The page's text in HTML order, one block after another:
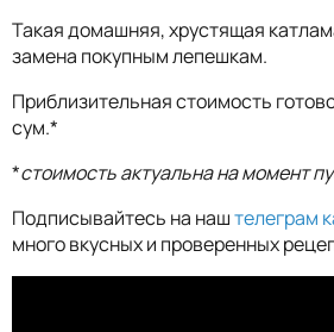
Такая домашняя, хрустящая
замена покупным лепешкам.
Приблизительная стоимость
сум.*
*стоимость актуальна на момент
Подписывайтесь на наштелеграм
много вкусных и проверенных